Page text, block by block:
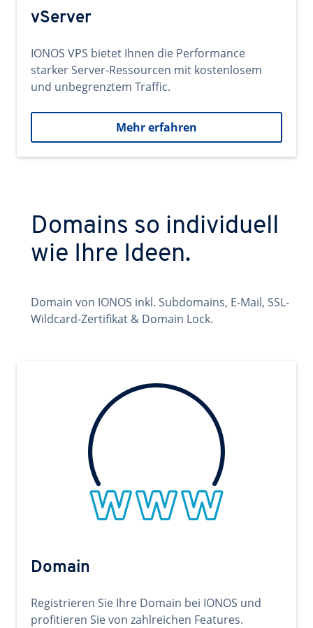
vServer
IONOS VPS bietet Ihnen die Performance
starker Server-Ressourcen mit kostenlosem
und unbegrenztem Traffic.
Mehr erfahren
Domains so individuell
wie Ihre Ideen.
Domain von IONOS inkl. Subdomains, E-Mail, SSL-
Wildcard-Zertifikat & Domain Lock.
Domain
Registrieren Sie Ihre Domain bei IONOS und
profitieren Sie von zahlreichen Features.